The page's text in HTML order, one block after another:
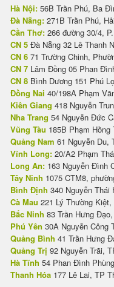
Hà Nội: 56B Trần Phú, Ba
Đà Nẵng: 271B Trần Phú,
Cần Thơ: 266 đường 30/4,
CN 5 Đà Nẵng 32 Lê Thanh
CN 6 71 Trường Chinh,
CN 7 Lâm Đồng 05 Phan
CN 8 Bình Dương 151 Phú
Đồng Nai 40/198A Phạm
Kiên Giang 418 Nguyễn
Nha Trang 54 Nguyễn Đức
Vũng Tàu 185B Phạm
Quảng Nam 61 Nguyễn Du,
Vĩnh Long: 20/A2 Phạm
Long An: 163 Nguyễn Đình
Tây Ninh 1075 CTM8,
Bình Định 340 Nguyễn Thái
Cà Mau 221 Lý Thường
Bắc Ninh 83 Trần Hưng
Phú Yên 30A Nguyễn Công
Quảng Bình 41 Trần Hưng
Quảng Trị 92 Nguyễn Trãi,
Hà Tĩnh 54 Phan Đình
Thanh Hóa 177 Lê Lai, TP